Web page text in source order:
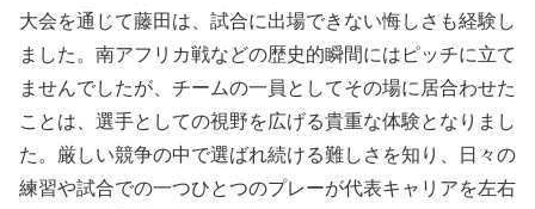
大会を通じて藤田は、試合に出場できない悔しさも経験し
ました。南アフリカ戦などの歴史的瞬間にはピッチに立て
ませんでしたが、チームの一員としてその場に居合わせた
ことは、選手としての視野を広げる貴重な体験となりまし
た。厳しい競争の中で選ばれ続ける難しさを知り、日々の
練習や試合での一つひとつのプレーが代表キャリアを左右